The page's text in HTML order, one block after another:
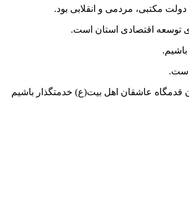
مکتبی، مردمی و انقلابی بود.
توسعه‌ اقتصادی استان است.
است.
قدمگاه عاشقان اهل بیت(ع) خدمتگذار باشیم